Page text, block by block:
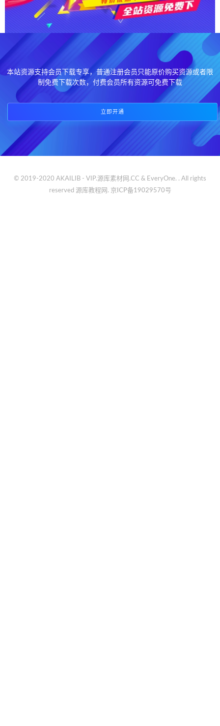
本站资源支持会员下载专享，普通注册会员只能原价购买资源或者限
制免费下载次数，付费会员所有资源可免费下载
立即开通
© 2019-2020 AKAILIB - VIP.源库素材网.CC & EveryOne. . All rights
reserved 源库教程网. 京ICP备19029570号